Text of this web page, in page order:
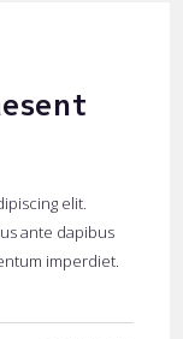
elit.
ante dapibus
imperdiet.